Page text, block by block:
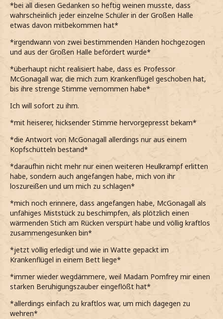
*bei all diesen Gedanken so heftig weinen musste, dass
wahrscheinlich jeder einzelne Schüler in der Großen Halle
etwas davon mitbekommen hat*
*irgendwann von zwei bestimmenden Händen hochgezogen
und aus der Großen Halle befördert wurde*
*überhaupt nicht realisiert habe, dass es Professor
McGonagall war, die mich zum Krankenflügel geschoben hat,
bis ihre strenge Stimme vernommen habe*
Ich will sofort zu ihm.
*mit heiserer, hicksender Stimme hervorgepresst bekam*
*die Antwort von McGonagall allerdings nur aus einem
Kopfschütteln bestand*
*daraufhin nicht mehr nur einen weiteren Heulkrampf erlitten
habe, sondern auch angefangen habe, mich von ihr
loszureißen und um mich zu schlagen*
*mich noch erinnere, dass angefangen habe, McGonagall als
unfähiges Miststück zu beschimpfen, als plötzlich einen
wärmenden Stich am Rücken verspürt habe und völlig kraftlos
zusammengesunken bin*
*jetzt völlig erledigt und wie in Watte gepackt im
Krankenflügel in einem Bett liege*
*immer wieder wegdämmere, weil Madam Pomfrey mir einen
starken Beruhigungszauber eingeflößt hat*
*allerdings einfach zu kraftlos war, um mich dagegen zu
wehren*